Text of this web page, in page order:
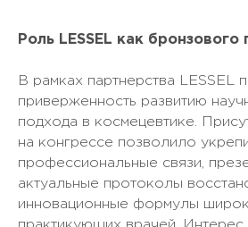
Роль LESSEL как бронзового
В рамках партнерства LESSEL
приверженность развитию
подхода в космецевтике.
на конгрессе позволило
профессиональные связи,
актуальные протоколы
инновационные формулы